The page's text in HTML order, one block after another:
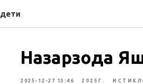
дети
Назарзода
2025-12-27 13:46 2025Г.